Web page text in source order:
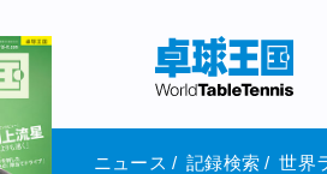
ニュース / 記録検索 / 世界